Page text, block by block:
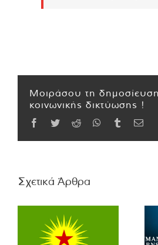
Μοιράσου τη
κοινωνικής δικτύωσης !
Facebook
TwitterReddit WhatsApp
Tumblr
Σχετικά Άρθρα